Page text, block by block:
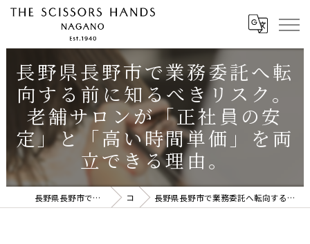
長野県長野市で業務委託へ転
向する前に知るべきリスク。
老舗サロンが「正社員の安
定」と「高い時間単価」を両
立できる理由。
長野県長野市で美容師の求人ならTHE SCISSORS HANDS NAGANO コラム 長野県長野市で業務委託へ転向する前に知るべきリスク。老舗サロンが「正社員の安定」と「高い時間単価」を両立できる理由。